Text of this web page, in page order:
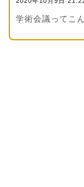
学術会議ってこ